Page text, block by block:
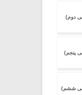
دوم)
پنجم)
ششم)